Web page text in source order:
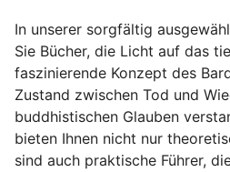
In unserer sorgfältig
Sie Bücher, die Licht auf das
faszinierende Konzept des
Zustand zwischen Tod und
buddhistischen Glauben
bieten Ihnen nicht nur
sind auch praktische Führer,